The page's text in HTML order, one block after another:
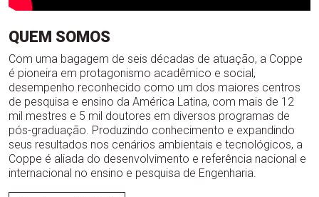
QUEM SOMOS
Com uma bagagem de seis décadas de atuação, a Coppe
é pioneira em protagonismo acadêmico e social,
desempenho reconhecido como um dos maiores centros
de pesquisa e ensino da América Latina, com mais de 12
mil mestres e 5 mil doutores em diversos programas de
pós-graduação. Produzindo conhecimento e expandindo
seus resultados nos cenários ambientais e tecnológicos, a
Coppe é aliada do desenvolvimento e referência nacional e
internacional no ensino e pesquisa de Engenharia.